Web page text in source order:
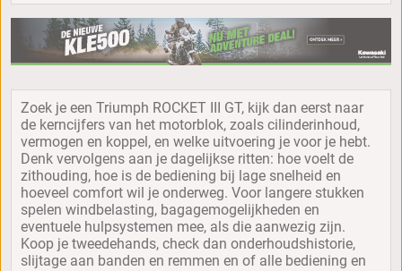
Zoek je een Triumph ROCKET III GT, kijk dan eerst naar
de kerncijfers van het motorblok, zoals cilinderinhoud,
vermogen en koppel, en welke uitvoering je voor je hebt.
Denk vervolgens aan je dagelijkse ritten: hoe voelt de
zithouding, hoe is de bediening bij lage snelheid en
hoeveel comfort wil je onderweg. Voor langere stukken
spelen windbelasting, bagagemogelijkheden en
eventuele hulpsystemen mee, als die aanwezig zijn.
Koop je tweedehands, check dan onderhoudshistorie,
slijtage aan banden en remmen en of alle bediening en